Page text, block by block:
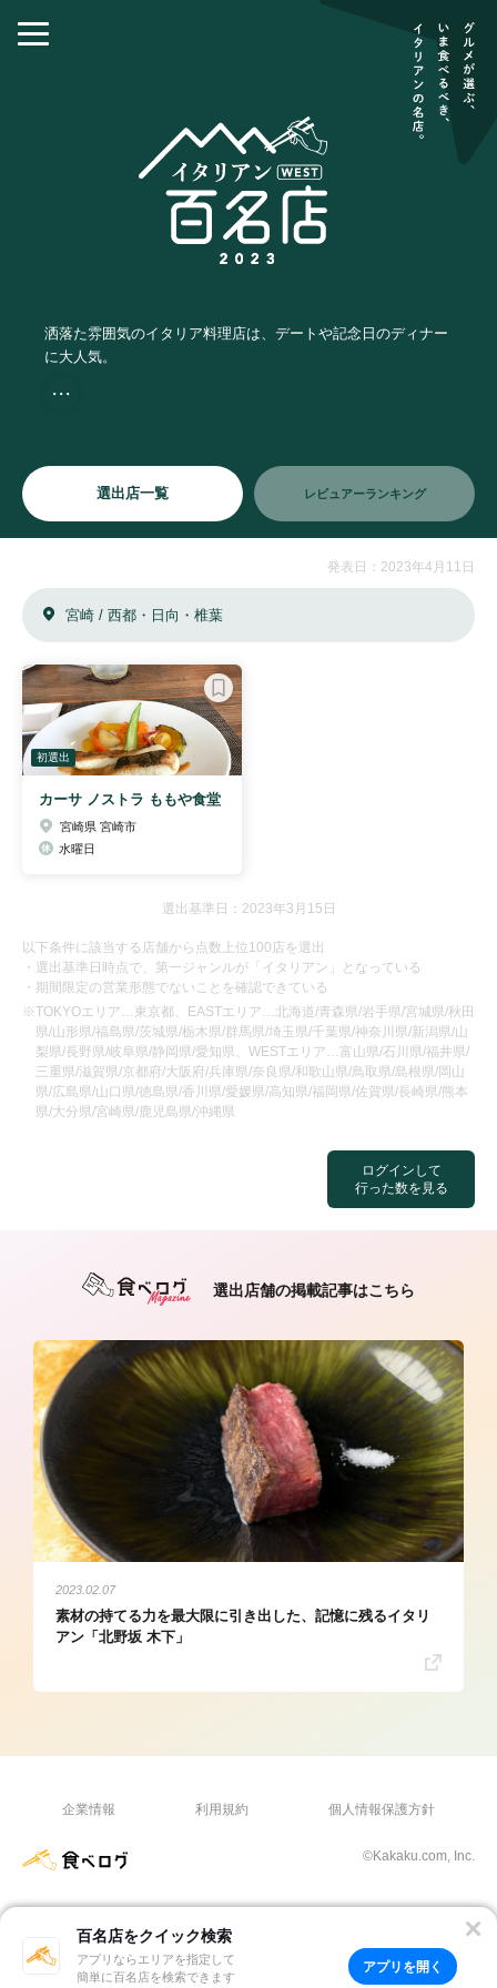
洒落た雰囲気のイタリア料理店は、デートや記念日のディナー
に大人気。
・・・
選出店一覧 レビュアーランキング
百名店をクイック検索
アプリならエリアを指定して
簡単に百名店を検索できます
アプリを開く
ログインして
行った数を見る
発表日：2023年4月11日
宮崎 / 西都・日向・椎葉
初選出
カーサ ノストラ ももや食堂
宮崎県 宮崎市
水曜日
選出基準日：2023年3月15日
以下条件に該当する店舗から点数上位100店を選出
・選出基準日時点で、第一ジャンルが「イタリアン」となっている
・期間限定の営業形態でないことを確認できている
※TOKYOエリア…東京都、EASTエリア…北海道/青森県/岩手県/宮城県/秋田
県/山形県/福島県/茨城県/栃木県/群馬県/埼玉県/千葉県/神奈川県/新潟県/山
梨県/長野県/岐阜県/静岡県/愛知県、WESTエリア…富山県/石川県/福井県/
三重県/滋賀県/京都府/大阪府/兵庫県/奈良県/和歌山県/鳥取県/島根県/岡山
県/広島県/山口県/徳島県/香川県/愛媛県/高知県/福岡県/佐賀県/長崎県/熊本
県/大分県/宮崎県/鹿児島県/沖縄県
選出店舗の掲載記事はこちら
2023.02.07
素材の持てる力を最大限に引き出した、記憶に残るイタリ
アン「北野坂 木下」
企業情報 利用規約 個人情報保護方針
©Kakaku.com, Inc.